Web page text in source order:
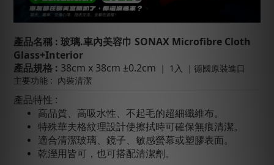
產品名稱 : 玻璃.車內美容巾 SONAX Microfibre Cloth
Glass+Interior
產品規格 : 38cm x 38cm ±0.2cm ｜ 1入 ｜德國原裝進口
主要功能 : 內裝清潔
產品特性 :
高品質、高吸水性、不起毛的超細纖維布。
特殊華夫格紋理設計使擦拭時可確保無痕清潔。
適合清潔玻璃、鏡子、敏感螢幕或塑膠表面。
乾溼用皆可，也可搭配清潔劑。